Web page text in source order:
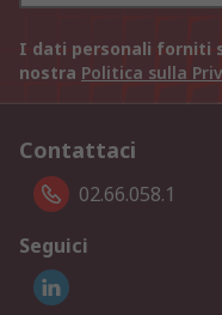
I dati personali forniti
nostra Politica sulla
Contattaci
02.66.058.1
Seguici